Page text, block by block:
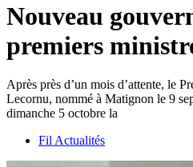
Nouveau
premiers
Après près d’un mois d’attente, le
Lecornu, nommé à Matignon le 9
dimanche 5 octobre la
Fil Actualités